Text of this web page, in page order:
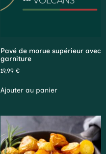
Pavé de morue supérieur avec
garniture
19,99 €
Ajouter au panier